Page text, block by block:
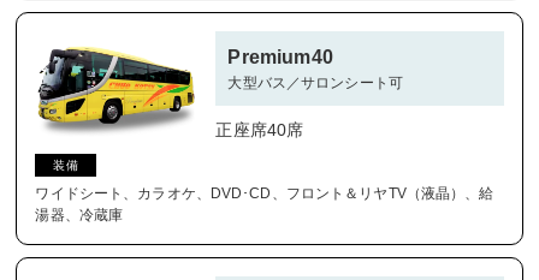
Premium40
大型バス／サロンシート可
正座席40席
装備
ワイドシート、カラオケ、DVD･CD、フロント＆リヤTV（液晶）、給
湯器、冷蔵庫